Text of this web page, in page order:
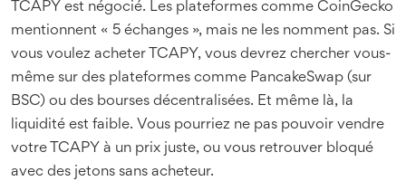
TCAPY est négocié. Les plateformes comme CoinGecko
mentionnent « 5 échanges », mais ne les nomment pas. Si
vous voulez acheter TCAPY, vous devrez chercher vous-
même sur des plateformes comme PancakeSwap (sur
BSC) ou des bourses décentralisées. Et même là, la
liquidité est faible. Vous pourriez ne pas pouvoir vendre
votre TCAPY à un prix juste, ou vous retrouver bloqué
avec des jetons sans acheteur.